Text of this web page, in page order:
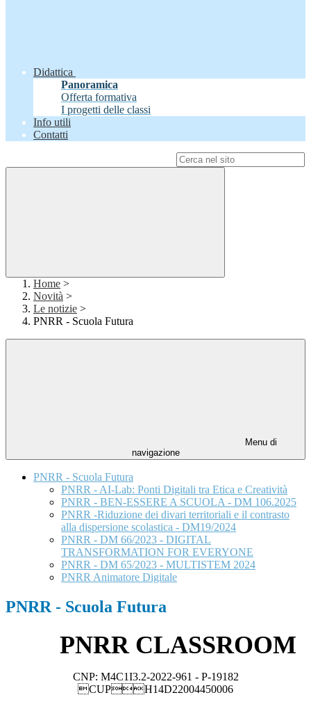
Didattica
Panoramica
Offerta formativa
I progetti delle classi
Info utili
Contatti
Home >
Novità >
Le notizie >
PNRR - Scuola Futura
Menu di
navigazione
PNRR - Scuola Futura
PNRR - AI-Lab: Ponti Digitali tra Etica e Creatività
PNRR - BEN-ESSERE A SCUOLA - DM 106.2025
PNRR -Riduzione dei divari territoriali e il contrasto
alla dispersione scolastica - DM19/2024
PNRR - DM 66/2023 - DIGITAL
TRANSFORMATION FOR EVERYONE
PNRR - DM 65/2023 - MULTISTEM 2024
PNRR Animatore Digitale
PNRR - Scuola Futura
PNRR CLASSROOM
CNP: M4C1I3.2-2022-961 - P-19182
CUPH14D22004450006